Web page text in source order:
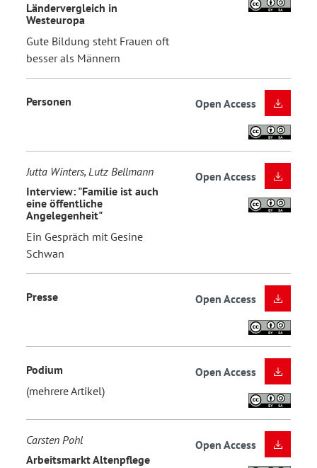
Ländervergleich in
Westeuropa
Gute Bildung steht Frauen oft
besser als Männern
Personen Open Access
Jutta Winters, Lutz Bellmann
Interview: "Familie ist auch
eine öffentliche
Angelegenheit"
Ein Gespräch mit Gesine
Schwan
Open Access
Presse Open Access
Podium
(mehrere Artikel)
Open Access
Carsten Pohl
Arbeitsmarkt Altenpflege
Open Access